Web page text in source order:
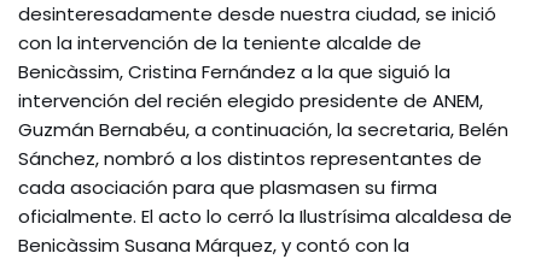
desinteresadamente desde nuestra ciudad, se inició
con la intervención de la teniente alcalde de
Benicàssim, Cristina Fernández a la que siguió la
intervención del recién elegido presidente de ANEM,
Guzmán Bernabéu, a continuación, la secretaria, Belén
Sánchez, nombró a los distintos representantes de
cada asociación para que plasmasen su firma
oficialmente. El acto lo cerró la Ilustrísima alcaldesa de
Benicàssim Susana Márquez, y contó con la